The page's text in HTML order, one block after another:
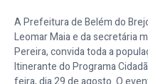
A Prefeitura de Belém do
Leomar Maia e da secretária
Pereira, convida toda a
Itinerante do Programa